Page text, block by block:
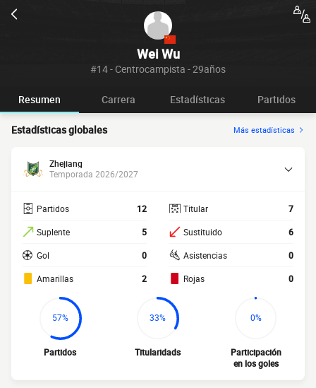
Wei Wu
#14 - Centrocampista - 29años
Resumen Carrera Estadísticas Partidos
Estadísticas globales Más estadísticas
Zhejiang
Temporada 2026/2027
Partidos 12
Suplente 5
Gol 0
Amarillas 2
Titular 7
Sustituido 6
Asistencias 0
Rojas 0
57%
Partidos
33%
Titularidads
0%
Participación
en los goles